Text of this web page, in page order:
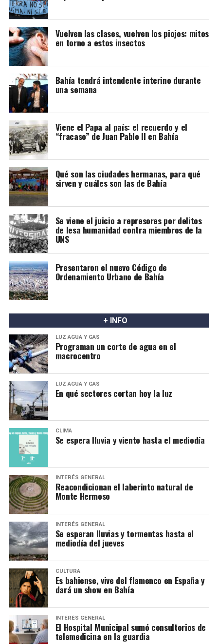
Vuelven las clases, vuelven los piojos: mitos
en torno a estos insectos
Bahía tendrá intendente interino durante
una semana
Viene el Papa al país: el recuerdo y el
“fracaso” de Juan Pablo II en Bahía
Qué son las ciudades hermanas, para qué
sirven y cuáles son las de Bahía
Se viene el juicio a represores por delitos
de lesa humanidad contra miembros de la
UNS
Presentaron el nuevo Código de
Ordenamiento Urbano de Bahía
+ INFO
LUZ AGUA Y GAS
Programan un corte de agua en el
macrocentro
LUZ AGUA Y GAS
En qué sectores cortan hoy la luz
CLIMA
Se espera lluvia y viento hasta el mediodía
INTERÉS GENERAL
Reacondicionan el laberinto natural de
Monte Hermoso
INTERÉS GENERAL
Se esperan lluvias y tormentas hasta el
mediodía del jueves
CULTURA
Es bahiense, vive del flamenco en España y
dará un show en Bahía
INTERÉS GENERAL
El Hospital Municipal sumó consultorios de
telemedicina en la guardia